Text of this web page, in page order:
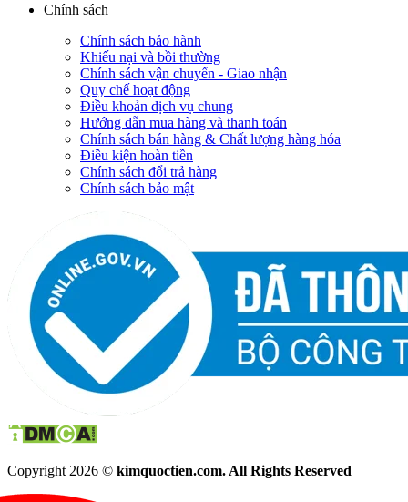
Chính sách
Chính sách bảo hành
Khiếu nại và bồi thường
Chính sách vận chuyển - Giao nhận
Quy chế hoạt động
Điều khoản dịch vụ chung
Hướng dẫn mua hàng và thanh toán
Chính sách bán hàng & Chất lượng hàng hóa
Điều kiện hoàn tiền
Chính sách đổi trả hàng
Chính sách bảo mật
Copyright 2026 © kimquoctien.com. All Rights Reserved